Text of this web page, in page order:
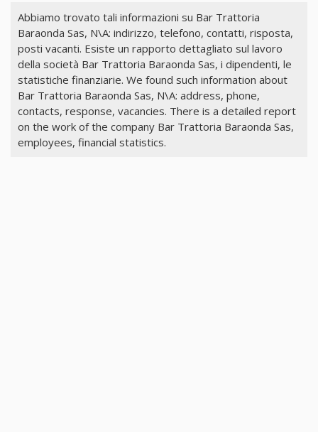
Abbiamo trovato tali informazioni su Bar Trattoria
Baraonda Sas, N\A: indirizzo, telefono, contatti, risposta,
posti vacanti. Esiste un rapporto dettagliato sul lavoro
della società Bar Trattoria Baraonda Sas, i dipendenti, le
statistiche finanziarie. We found such information about
Bar Trattoria Baraonda Sas, N\A: address, phone,
contacts, response, vacancies. There is a detailed report
on the work of the company Bar Trattoria Baraonda Sas,
employees, financial statistics.